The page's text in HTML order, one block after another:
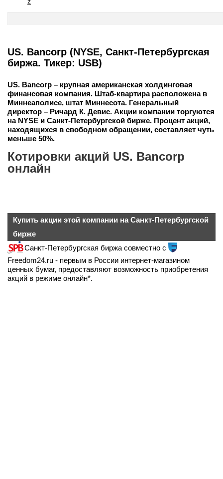
US. Bancorp (NYSE, Санкт-Петербургская
биржа. Тикер: USB)
US. Bancorp – крупная американская холдинговая
финансовая компания. Штаб-квартира расположена в
Миннеаполисе, штат Миннесота. Генеральный
директор – Ричард К. Девис. Акции компании торгуются
на NYSE и Санкт-Петербургской бирже. Процент акций,
находящихся в свободном обращении, составляет чуть
меньше 50%.
Котировки акций US. Bancorp
онлайн
Купить акции этой компании на Санкт-Петербургской
бирже
Санкт-Петербургская биржа совместно с
Freedom24.ru - первым в России интернет-магазином
ценных бумаг, предоставляют возможность приобретения
акций в режиме онлайн*.